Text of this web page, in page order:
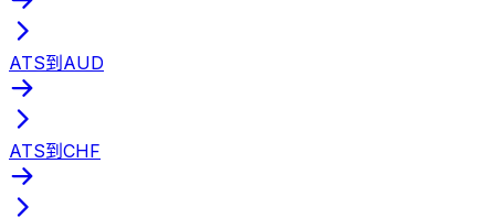
ATS到AUD
ATS到CHF